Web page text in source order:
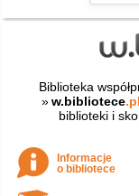
Biblioteka
» w.bibliotece.pl
biblioteki i
Informacje
o bibliotece